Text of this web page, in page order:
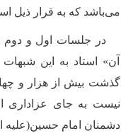
می‌باشد که به قرار ذیل
در جلسات اول و دوم
آن» استاد به این
گذشت بیش از هزار و
نیست به جاى عزادارى
دشمنان امام حسین(علیه